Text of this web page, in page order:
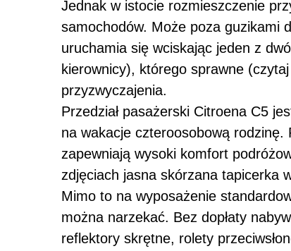
Jednak w istocie rozmieszczenie
samochodów. Może poza guzikami
uruchamia się wciskając jeden z
kierownicy), którego sprawne
przyzwyczajenia.
Przedział pasażerski Citroena C5
na wakacje czteroosobową
zapewniają wysoki komfort
zdjęciach jasna skórzana tapicerka
Mimo to na wyposażenie
można narzekać. Bez dopłaty
reflektory skrętne, rolety